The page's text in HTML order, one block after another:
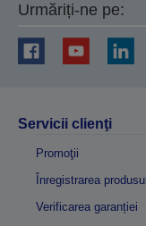
Urmăriți-ne pe:
Servicii clienţi
Promoţii
Înregistrarea
Verificarea garanției